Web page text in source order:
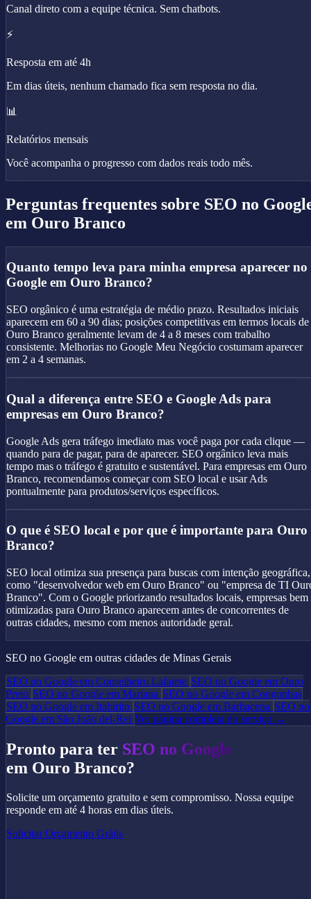
Canal direto com a equipe técnica. Sem chatbots.
⚡
Resposta em até 4h
Em dias úteis, nenhum chamado fica sem resposta no dia.
📊
Relatórios mensais
Você acompanha o progresso com dados reais todo mês.
Perguntas frequentes sobre SEO no
em Ouro Branco
Quanto tempo leva para minha empresa aparecer no
Google em Ouro Branco?
SEO orgânico é uma estratégia de médio prazo. Resultados iniciais
aparecem em 60 a 90 dias; posições competitivas em termos locais de
Ouro Branco geralmente levam de 4 a 8 meses com trabalho
consistente. Melhorias no Google Meu Negócio costumam aparecer
em 2 a 4 semanas.
Qual a diferença entre SEO e Google Ads para
empresas em Ouro Branco?
Google Ads gera tráfego imediato mas você paga por cada clique —
quando para de pagar, para de aparecer. SEO orgânico leva mais
tempo mas o tráfego é gratuito e sustentável. Para empresas em Ouro
Branco, recomendamos começar com SEO local e usar Ads
pontualmente para produtos/serviços específicos.
O que é SEO local e por que é importante para Ouro
Branco?
SEO local otimiza sua presença para buscas com intenção geográfica,
como "desenvolvedor web em Ouro Branco" ou "empresa de TI
Branco". Com o Google priorizando resultados locais, empresas bem
otimizadas para Ouro Branco aparecem antes de concorrentes de
outras cidades, mesmo com menos autoridade geral.
SEO no Google em outras cidades de Minas Gerais
SEO no Google em Conselheiro Lafaiete SEO no Google em Ouro
Preto SEO no Google em Mariana SEO no Google em Congonhas
SEO no Google em Itabirito SEO no Google em Barbacena SEO no
Google em São João del-Rei Ver página completa do serviço →
Pronto para ter SEO no Google
em Ouro Branco?
Solicite um orçamento gratuito e sem compromisso. Nossa equipe
responde em até 4 horas em dias úteis.
Solicitar Orçamento Grátis